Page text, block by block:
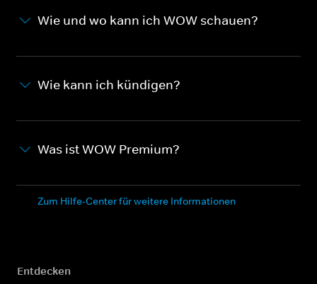
Wie und wo kann ich WOW schauen?
Wie kann ich kündigen?
Was ist WOW Premium?
Zum Hilfe-Center für weitere Informationen
Entdecken